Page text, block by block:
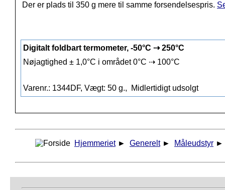
Der er plads til 350 g mere til samme forsendelsespris.
Digitalt foldbart termometer, -50°C ⇢ 250°C
Nøjagtighed ± 1,0°C i området 0°C ⇢ 100°C
Varenr.: 1344DF, Vægt: 50 g., Midlertidigt udsolgt
Hjemmeriet ► Generelt ► Måleudstyr ►